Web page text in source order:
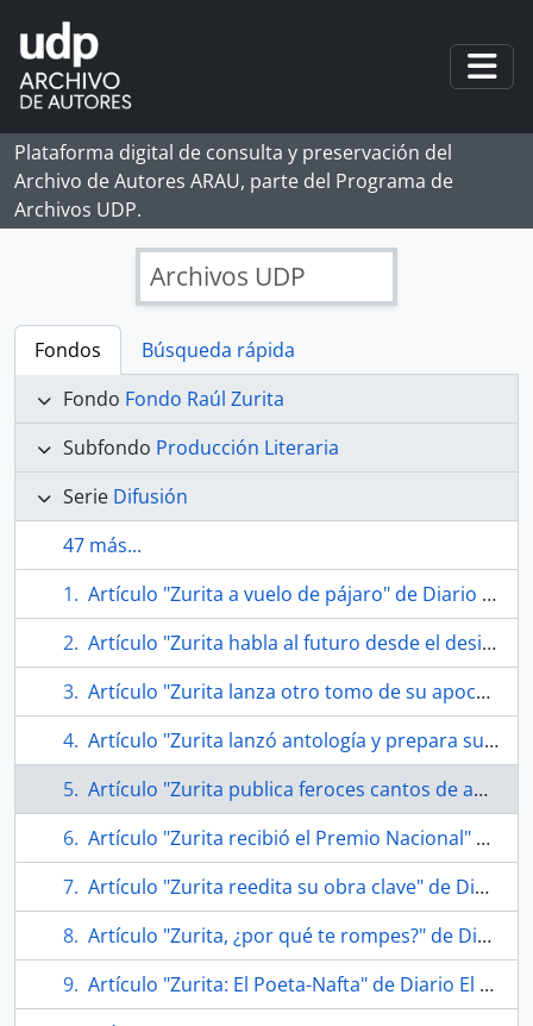
Skip to main content
Plataforma digital de consulta y preservación del
Archivo de Autores ARAU, parte del Programa de
Archivos UDP.
Archivos UDP
Fondos
Búsqueda rápida
Fondo Fondo Raúl Zurita
Subfondo Producción Literaria
Serie Difusión
47 más...
Artículo "Zurita a vuelo de pájaro" de Diario La Nación
Artículo "Zurita habla al futuro desde el desierto" de Diario La Nación
Artículo "Zurita lanza otro tomo de su apocalíptica obra biográfica" de Diario La Tercera
Artículo "Zurita lanzó antología y prepara sus memorias" de Diario El Mercurio
Artículo "Zurita publica feroces cantos de amor" de Diario La Nación
Artículo "Zurita recibió el Premio Nacional" por Diario La Tercera
Artículo "Zurita reedita su obra clave" de Diario El Mercurio
Artículo "Zurita, ¿por qué te rompes?" de Diario La Nación
Artículo "Zurita: El Poeta-Nafta" de Diario El Mercurio